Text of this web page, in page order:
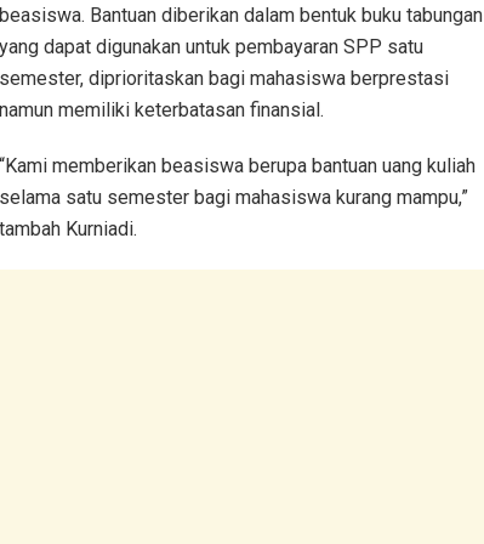
beasiswa. Bantuan diberikan dalam bentuk buku tabungan
yang dapat digunakan untuk pembayaran SPP satu
semester, diprioritaskan bagi mahasiswa berprestasi
namun memiliki keterbatasan finansial.
“Kami memberikan beasiswa berupa bantuan uang kuliah
selama satu semester bagi mahasiswa kurang mampu,”
tambah Kurniadi.